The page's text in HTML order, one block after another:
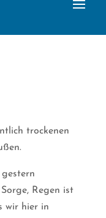
trockenen
Regen ist
wir hier in